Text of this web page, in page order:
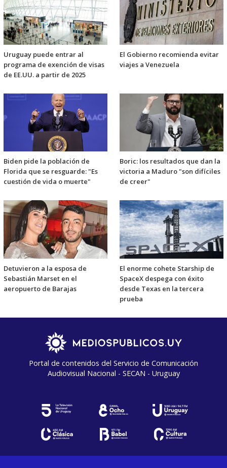
Uruguay puede entrar al
programa de exención de visas
de EE.UU. a partir de 2025
El Gobierno recomienda evitar
viajes a Venezuela
Biden pide la población de
Florida que se resguarde: "Es
cuestión de vida o muerte"
Boric: los resultados que dan la
victoria a Maduro "son difíciles
de creer"
Detuvieron a la esposa de
Sebastián Marset en el
aeropuerto de Barajas
El enorme cohete Starship de
SpaceX despega con éxito
desde Texas en la tercera
prueba
Portal de contenidos del Servicio de Comunicación
Audiovisual Nacional - SECAN - Uruguay